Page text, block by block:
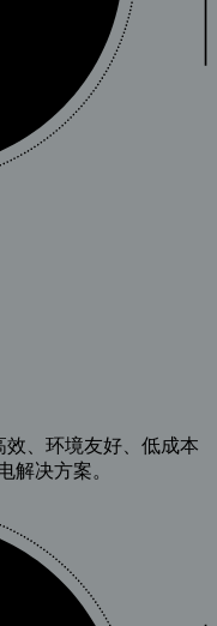
效、环境友好、低成本
解决方案。